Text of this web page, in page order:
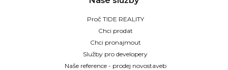
Proč TIDE REALITY
Chci prodat
Chci pronajmout
Služby pro developery
Naše reference - prodej novostaveb